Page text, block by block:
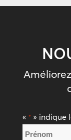
« *» indique
Nom